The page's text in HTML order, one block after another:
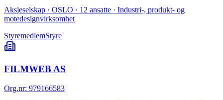
Aksjeselskap · OSLO · 12 ansatte · Industri-, produkt- og
motedesignvirksomhet
StyremedlemStyre
FILMWEB AS
Org.nr: 979166583